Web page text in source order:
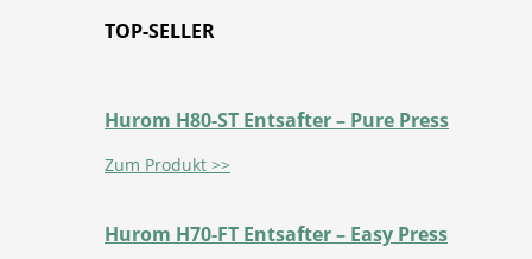
TOP-SELLER
Hurom H80-ST Entsafter – Pure Press
Zum Produkt >>
Hurom H70-FT Entsafter – Easy Press